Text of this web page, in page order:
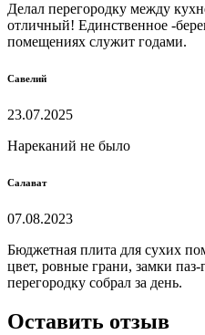
Делал перегородку между
отличный! Единственное -
помещениях служит годами.
Савелий
23.07.2025
Нареканий не было
Салават
07.08.2023
Бюджетная плита для сухих
цвет, ровные грани, замки
перегородку собрал за день.
Оставить отзыв